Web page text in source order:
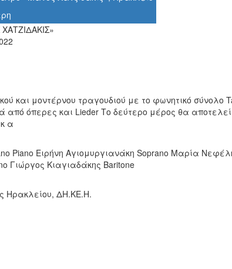
και μοντέρνου τραγουδιού με το φωνητικό σύνολο
από όπερες και Lieder Το δεύτερο μέρος θα
α
Piano Ειρήνη Αγιομυργιανάκη Soprano Μαρία
Γιώργος Κιαγιαδάκης Baritone
Ηρακλείου, ΔΗ.ΚΕ.Η.